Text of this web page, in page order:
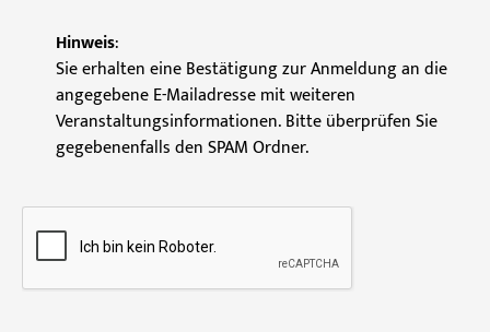
Hinweis:
Sie erhalten eine Bestätigung zur Anmeldung an die
angegebene E-Mailadresse mit weiteren
Veranstaltungsinformationen. Bitte überprüfen Sie
gegebenenfalls den SPAM Ordner.
C
P